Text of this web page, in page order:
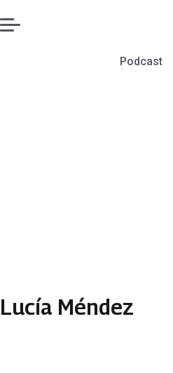
Podcast
Lucía Méndez